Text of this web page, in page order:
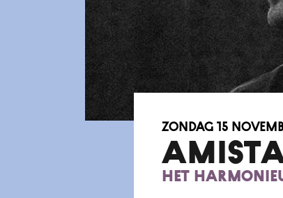
Het
zondag 15